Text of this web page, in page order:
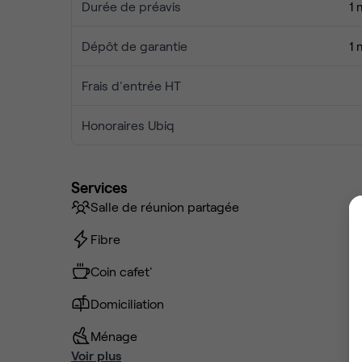
Durée de préavis 1
Dépôt de garantie 1
Frais d'entrée HT
Honoraires Ubiq
Services
Salle de réunion partagée
Fibre
Coin cafet'
Domiciliation
Ménage
Voir plus